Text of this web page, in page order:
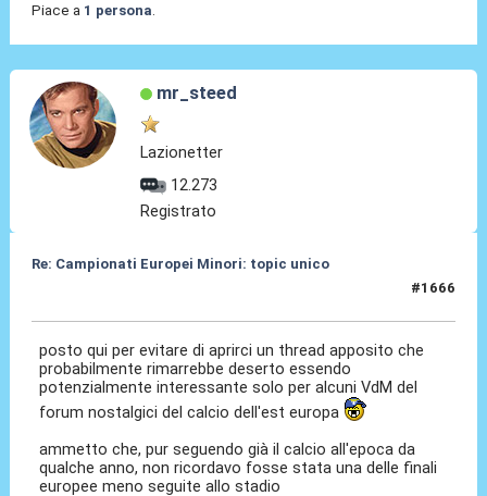
Piace a 1 persona
mr_steed
Lazionetter
12.273
Registrato
Re: Campionati Europei Minori: topic unico
#1666
posto qui per evitare di aprirci un thread apposito che
probabilmente rimarrebbe deserto essendo
potenzialmente interessante solo per alcuni VdM del
forum nostalgici del calcio dell'est europa
ammetto che, pur seguendo già il calcio all'epoca da
qualche anno, non ricordavo fosse stata una delle finali
europee meno seguite allo stadio